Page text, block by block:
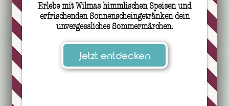
Erlebe mit Wilmas himmlischen Speisen und
erfrischenden Sonnenscheingetränken dein
unvergessliches Sommermärchen.
Jetzt entdecken